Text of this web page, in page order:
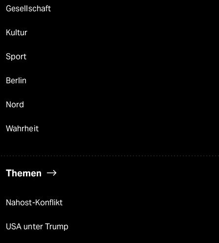
Gesellschaft
Kultur
Sport
Berlin
Nord
Wahrheit
Themen
Nahost-Konflikt
USA unter Trump